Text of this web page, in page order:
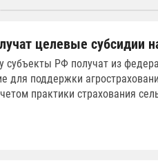
целевые субсидии
субъекты РФ получат из
для поддержки
практики страхования